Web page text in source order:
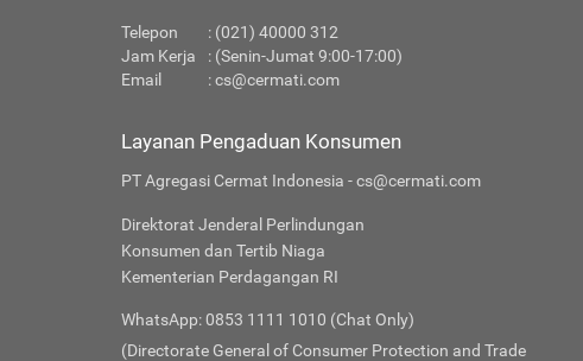
Telepon
: (021) 40000 312
Jam Kerja
: (Senin-Jumat 9:00-17:00)
Email
:cs@cermati.com
Layanan Pengaduan Konsumen
PT Agregasi Cermat Indonesia - cs@cermati.com
Direktorat Jenderal Perlindungan
Konsumen dan Tertib Niaga
Kementerian Perdagangan RI
WhatsApp: 0853 1111 1010 (Chat Only)
(Directorate General of Consumer Protection and Trade